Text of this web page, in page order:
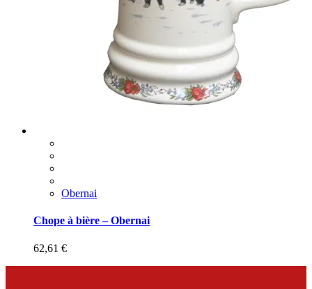
Obernai
Chope à bière – Obernai
62,61 €